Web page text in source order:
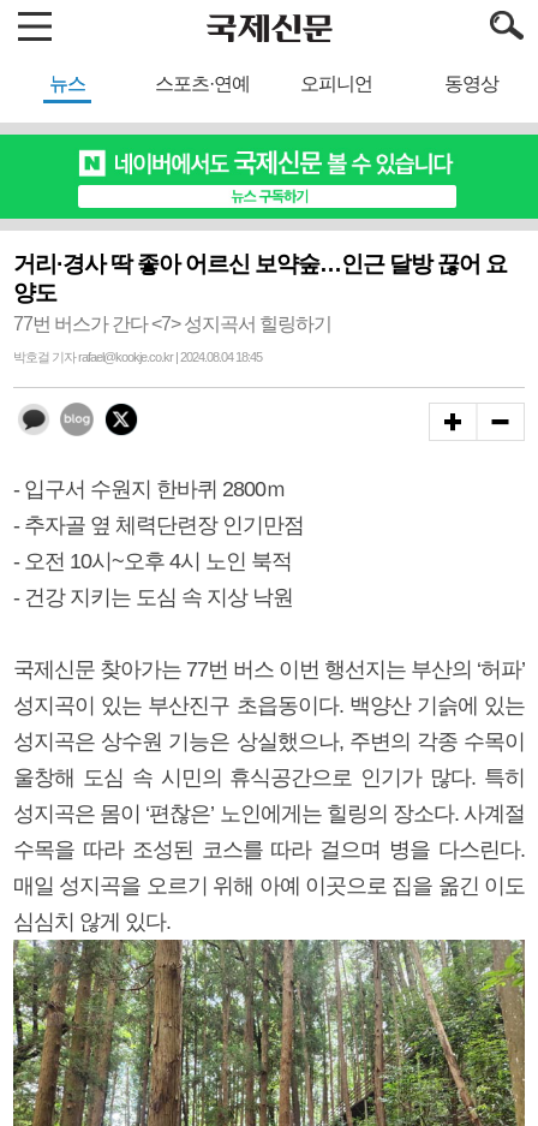
뉴스 스포츠·연예 오피니언 동영상
거리·경사 딱 좋아 어르신 보약숲…인근 달방 끊어 요
양도
77번 버스가 간다 <7> 성지곡서 힐링하기
박호걸 기자 rafael@kookje.co.kr | 2024.08.04 18:45
- 입구서 수원지 한바퀴 2800ｍ
- 추자골 옆 체력단련장 인기만점
- 오전 10시~오후 4시 노인 북적
- 건강 지키는 도심 속 지상 낙원
국제신문 찾아가는 77번 버스 이번 행선지는 부산의 ‘허파’
성지곡이 있는 부산진구 초읍동이다. 백양산 기슭에 있는
성지곡은 상수원 기능은 상실했으나, 주변의 각종 수목이
울창해 도심 속 시민의 휴식공간으로 인기가 많다. 특히
성지곡은 몸이 ‘편찮은’ 노인에게는 힐링의 장소다. 사계절
수목을 따라 조성된 코스를 따라 걸으며 병을 다스린다.
매일 성지곡을 오르기 위해 아예 이곳으로 집을 옮긴 이도
심심치 않게 있다.